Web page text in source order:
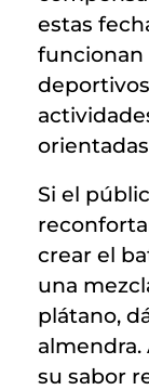
estas
funcionan
Si el
crear el
una
plátano,
almendra.
su sabor